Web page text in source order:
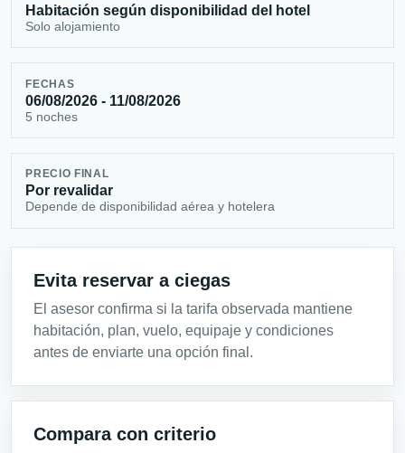
Habitación según disponibilidad del hotel
Solo alojamiento
FECHAS
06/08/2026 - 11/08/2026
5 noches
PRECIO FINAL
Por revalidar
Depende de disponibilidad aérea y hotelera
Evita reservar a ciegas
El asesor confirma si la tarifa observada mantiene
habitación, plan, vuelo, equipaje y condiciones
antes de enviarte una opción final.
Compara con criterio